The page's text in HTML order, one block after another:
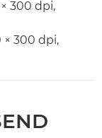
300 dpi,
× 300 dpi,